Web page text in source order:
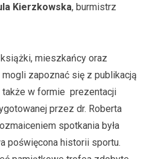
Kierzkowska, burmistrz
mieszkańcy oraz
zapoznać się z publikacją
także w formie prezentacji
przez dr. Roberta
spotkania była
poświęcona historii sportu.